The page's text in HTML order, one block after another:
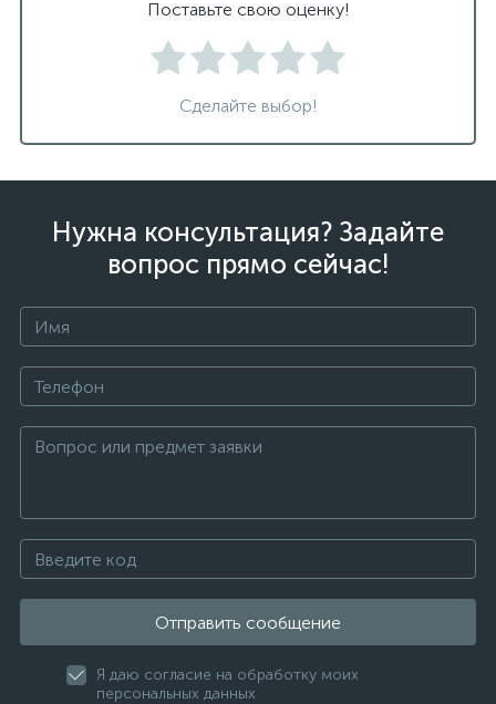
Поставьте свою оценку!
Сделайте выбор!
Нужна консультация? Задайте
вопрос прямо сейчас!
Отправить сообщение
Я даю согласие на обработку моих
персональных данных